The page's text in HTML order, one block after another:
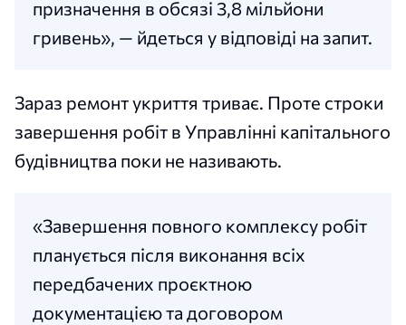
призначення в обсязі 3,8 мільйони
гривень», — йдеться у відповіді на запит.
Зараз ремонт укриття триває. Проте строки
завершення робіт в Управлінні капітального
будівництва поки не називають.
«Завершення повного комплексу робіт
планується після виконання всіх
передбачених проєктною
документацією та договором